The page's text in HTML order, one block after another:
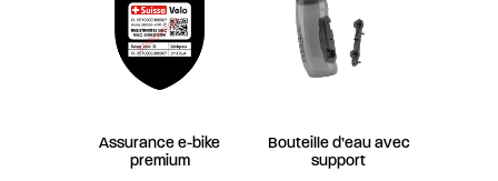
Assurance e-bike
premium
Bouteille d’eau avec
support